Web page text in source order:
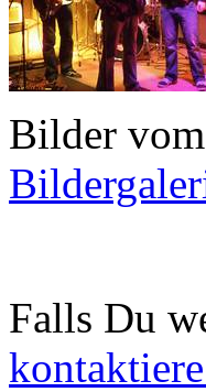
Bilder
Falls Du
kontaktiere